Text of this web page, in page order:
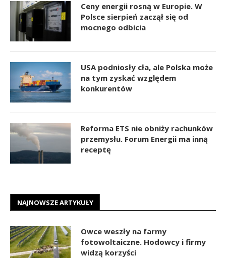
Ceny energii rosną w Europie. W
Polsce sierpień zaczął się od
mocnego odbicia
USA podniosły cła, ale Polska może
na tym zyskać względem
konkurentów
Reforma ETS nie obniży rachunków
przemysłu. Forum Energii ma inną
receptę
NAJNOWSZE ARTYKUŁY
Owce weszły na farmy
fotowoltaiczne. Hodowcy i firmy
widzą korzyści